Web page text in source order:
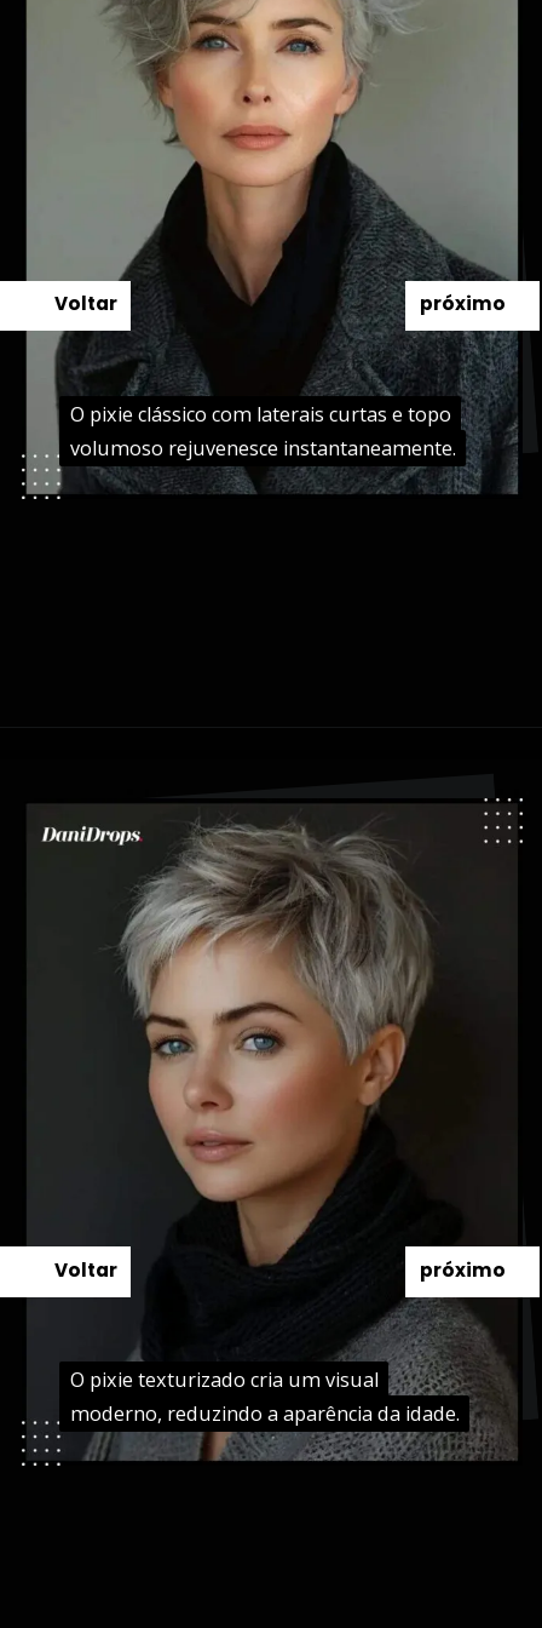
O pixie clássico com laterais curtas e topo
volumoso rejuvenesce instantaneamente.
O pixie clássico com laterais curtas e topo
volumoso rejuvenesce instantaneamente.
próximo
Voltar
O pixie texturizado cria um visual
moderno, reduzindo a aparência da idade.
O pixie texturizado cria um visual
moderno, reduzindo a aparência da idade.
próximo
Voltar